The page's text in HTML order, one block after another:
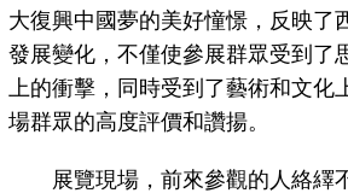
大復興中國夢的美好憧憬，反映了
發展變化，不僅使參展群眾受到了
上的衝擊，同時受到了藝術和文化
場群眾的高度評價和讚揚。
展覽現場，前來參觀的人絡繹